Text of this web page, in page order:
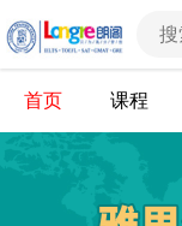
首页 课程